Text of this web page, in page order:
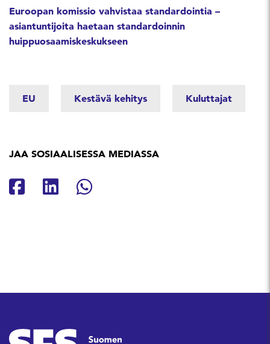
Euroopan komissio vahvistaa standardointia –
asiantuntijoita haetaan standardoinnin
huippuosaamiskeskukseen
EU Kestävä kehitys Kuluttajat
JAA SOSIAALISESSA MEDIASSA
Jaa Facebookissa
Jaa Linkedinissä
Jaa Whatsappissa